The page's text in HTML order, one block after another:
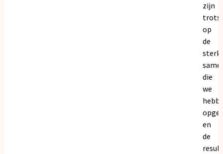
zijn
trots
op
de
die
we
en
de